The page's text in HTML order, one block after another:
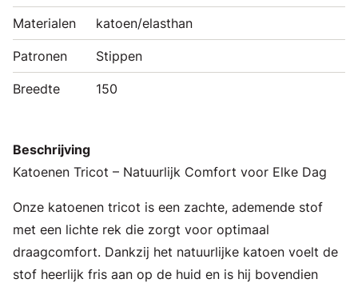
Materialen katoen/elasthan
Patronen Stippen
Breedte 150
Beschrijving
Katoenen Tricot – Natuurlijk Comfort voor Elke Dag
Onze katoenen tricot is een zachte, ademende stof
met een lichte rek die zorgt voor optimaal
draagcomfort. Dankzij het natuurlijke katoen voelt de
stof heerlijk fris aan op de huid en is hij bovendien